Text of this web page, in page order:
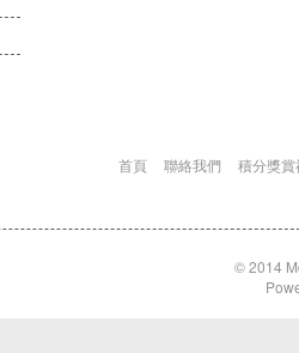
首頁 聯絡我們 積分獎
© 2014